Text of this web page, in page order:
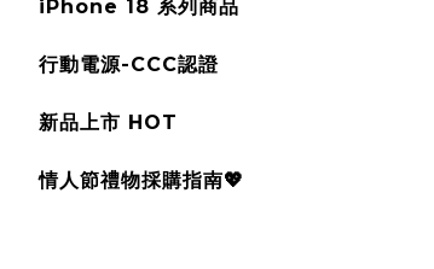
iPhone 18 系列商品
行動電源-CCC認證
新品上市 HOT
情人節禮物採購指南💖